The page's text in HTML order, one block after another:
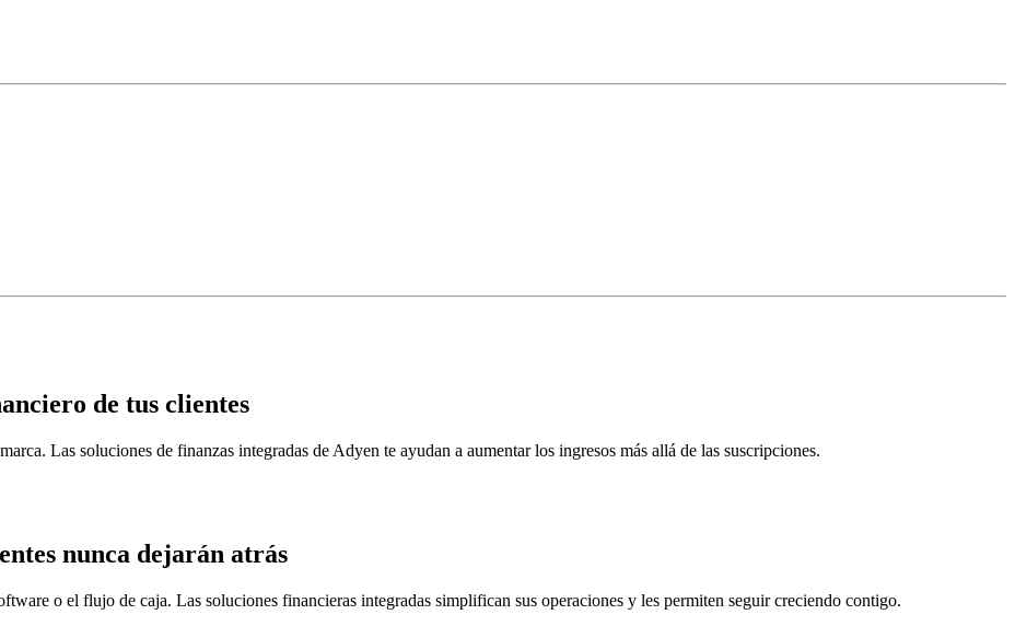
de tus clientes
Las soluciones de finanzas integradas de Adyen te ayudan a aumentar los ingresos más allá de las suscripciones.
nunca dejarán atrás
o el flujo de caja. Las soluciones financieras integradas simplifican sus operaciones y les permiten seguir creciendo contigo.